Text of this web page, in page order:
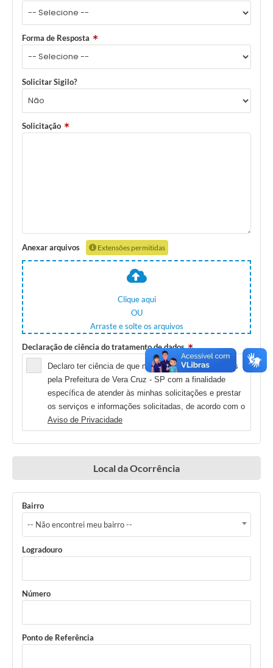
Forma de Resposta
Solicitar Sigilo?
Solicitação
Anexar arquivos Extensões permitidas
Clique aqui
OU
Arraste e solte os arquivos
Declaração de ciência do tratamento de dados
Declaro ter ciência de que meus dados serão tratados
pela Prefeitura de Vera Cruz - SP com a finalidade
específica de atender às minhas solicitações e prestar
os serviços e informações solicitadas, de acordo com o
Aviso de Privacidade
Local da Ocorrência
Bairro
-- Não encontrei meu bairro --
Logradouro
Número
Ponto de Referência